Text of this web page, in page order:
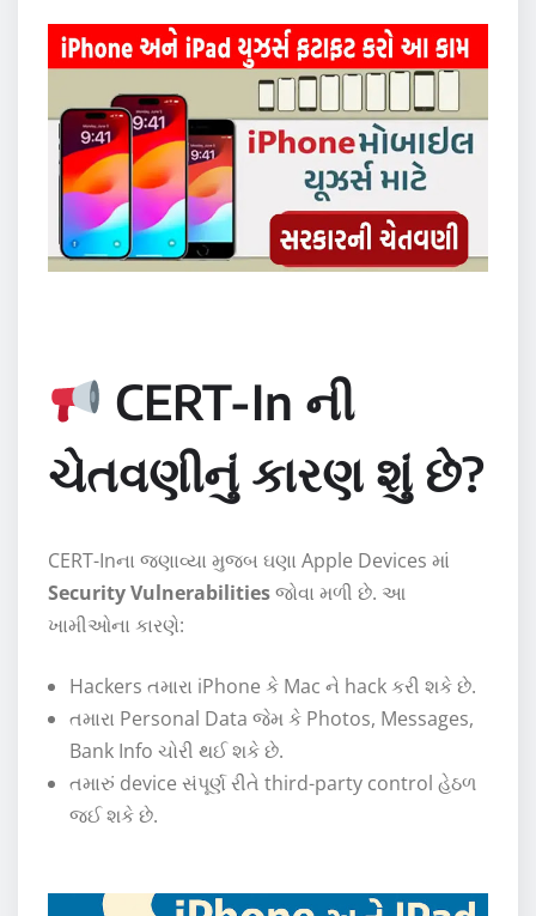
CERT-In ની
ચેતવણીનું કારણ શું છે?
CERT-Inના જણાવ્યા મુજબ ઘણા Apple Devices માં
Security Vulnerabilitiesજોવા મળી છે. આ
ખામીઓના કારણે:
Hackers તમારા iPhone કે Mac ને hack કરી શકે છે.
તમારા Personal Data જેમ કે Photos, Messages,
Bank Info ચોરી થઈ શકે છે.
તમારું device સંપૂર્ણ રીતે third-party control હેઠળ
જઈ શકે છે.